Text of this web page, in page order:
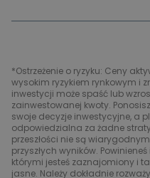
*Ostrzeżenie o ryzyku: Ceny
wysokim ryzykiem rynkowym i
inwestycji może spaść lub
zainwestowanej kwoty.
swoje decyzje inwestycyjne, a
odpowiedzialna za żadne
przeszłości nie są
przyszłych wyników.
którymi jesteś zaznajomiony i
jasne. Należy dokładnie